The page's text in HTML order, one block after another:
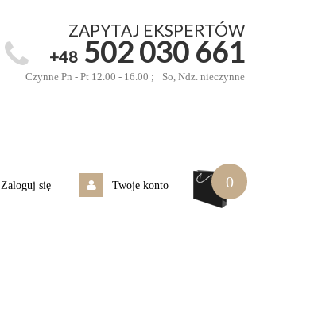
ZAPYTAJ EKSPERTÓW
+48 502 030 661
Czynne Pn - Pt 12.00 - 16.00 ; So, Ndz. nieczynne
0
Zaloguj się Twoje konto